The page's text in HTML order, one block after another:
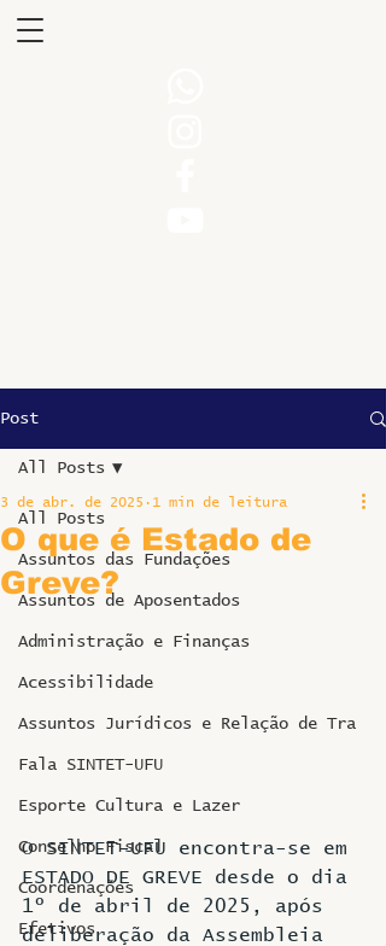
Post
All Posts
Assuntos das Fundações
Assuntos de Aposentados
Administração e Finanças
Acessibilidade
Assuntos Jurídicos e Relação de Tra
Fala SINTET-UFU
Esporte Cultura e Lazer
Conselho Fiscal
Coordenações
Efetivos
All Posts
O que é Estado de
Greve?
3 de abr. de 2025 1 min de leitura
O SINTET-UFU encontra-se em
ESTADO DE GREVE desde o dia
1º de abril de 2025, após
deliberação da Assembleia